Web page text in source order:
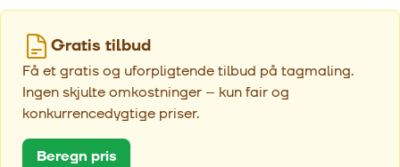
Gratis tilbud
Få et gratis og uforpligtende tilbud på tagmaling.
Ingen skjulte omkostninger – kun fair og
konkurrencedygtige priser.
Beregn pris